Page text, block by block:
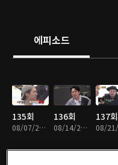
에피소드
135회
08/07/2023 • 1시간 29분
136회
08/14/2023 • 1시간 33분
137회